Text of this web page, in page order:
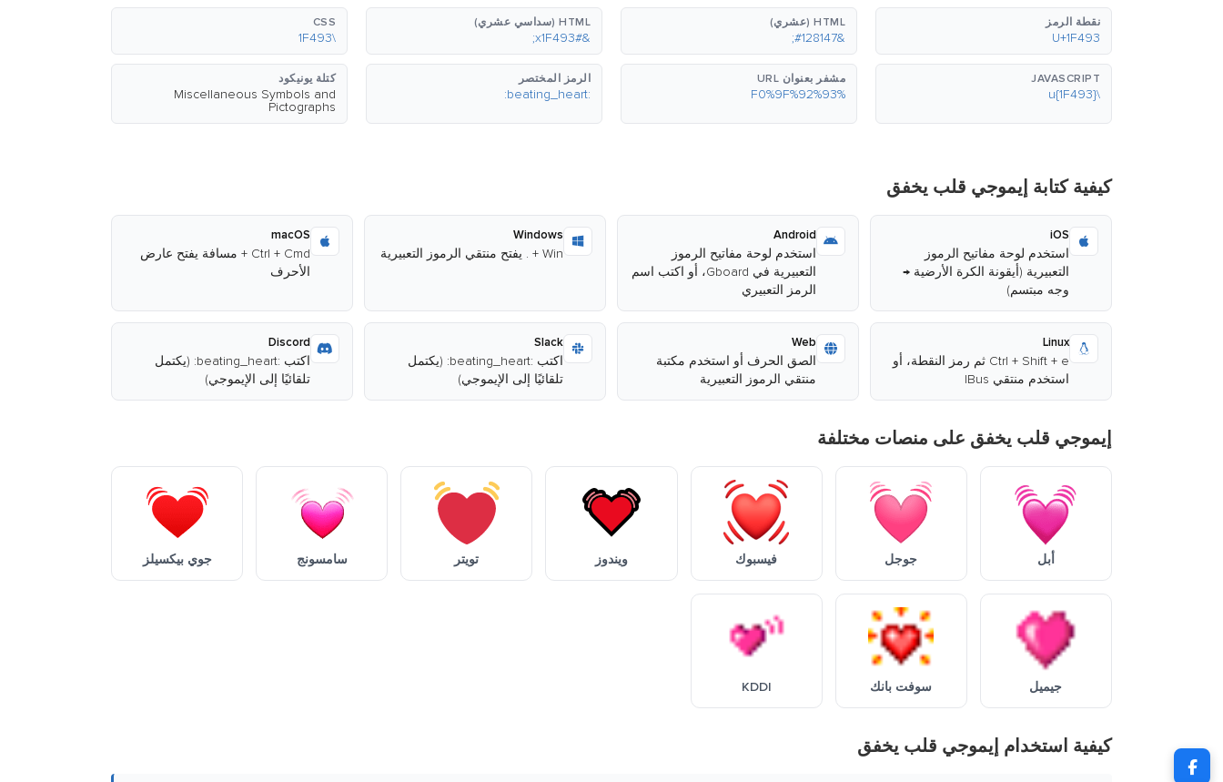
نقطة الرمز
U+1F493
HTML (عشري)
&#128147;
HTML (سداسي عشري)
&#x1F493;
CSS
\1F493
JAVASCRIPT
\u{1F493}
مشفر بعنوان URL
%F0%9F%92%93
الرمز المختصر
:beating_heart:
كتلة يونيكود
Miscellaneous Symbols and
Pictographs
كيفية كتابة إيموجي قلب يخفق
iOS
استخدم لوحة مفاتيح الرموز
التعبيرية (أيقونة الكرة الأرضية →
وجه مبتسم)
Android
استخدم لوحة مفاتيح الرموز
التعبيرية في Gboard، أو اكتب اسم
الرمز التعبيري
Windows
Win + . يفتح منتقي الرموز التعبيرية
macOS
Ctrl + Cmd + مسافة يفتح عارض
الأحرف
Linux
Ctrl + Shift + e ثم رمز النقطة، أو
استخدم منتقي IBus
Web
الصق الحرف أو استخدم مكتبة
منتقي الرموز التعبيرية
Slack
اكتب :beating_heart: (يكتمل
تلقائيًا إلى الإيموجي)
Discord
اكتب :beating_heart: (يكتمل
تلقائيًا إلى الإيموجي)
إيموجي قلب يخفق على منصات مختلفة
أبل جوجل فيسبوك ويندوز تويتر سامسونج جوي بيكسيلز
جيميل سوفت بانك KDDI
كيفية استخدام إيموجي قلب يخفق